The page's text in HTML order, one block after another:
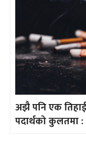
अझै पनि एक तिहाई
पदार्थको कुलतमा